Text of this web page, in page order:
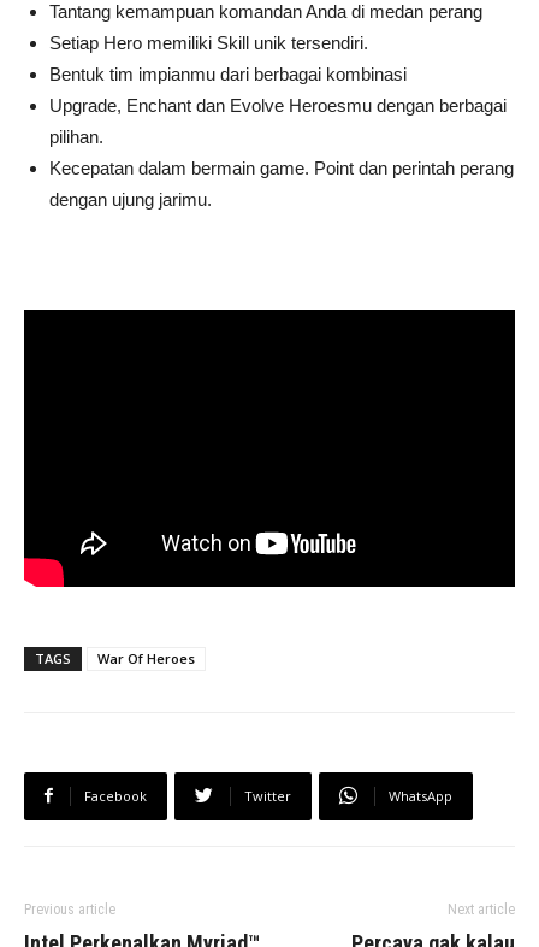
Tantang kemampuan komandan Anda di medan perang
Setiap Hero memiliki Skill unik tersendiri.
Bentuk tim impianmu dari berbagai kombinasi
Upgrade, Enchant dan Evolve Heroesmu dengan berbagai
pilihan.
Kecepatan dalam bermain game. Point dan perintah perang
dengan ujung jarimu.
TAGS War Of Heroes
Facebook Twitter WhatsApp
Previous article Next article